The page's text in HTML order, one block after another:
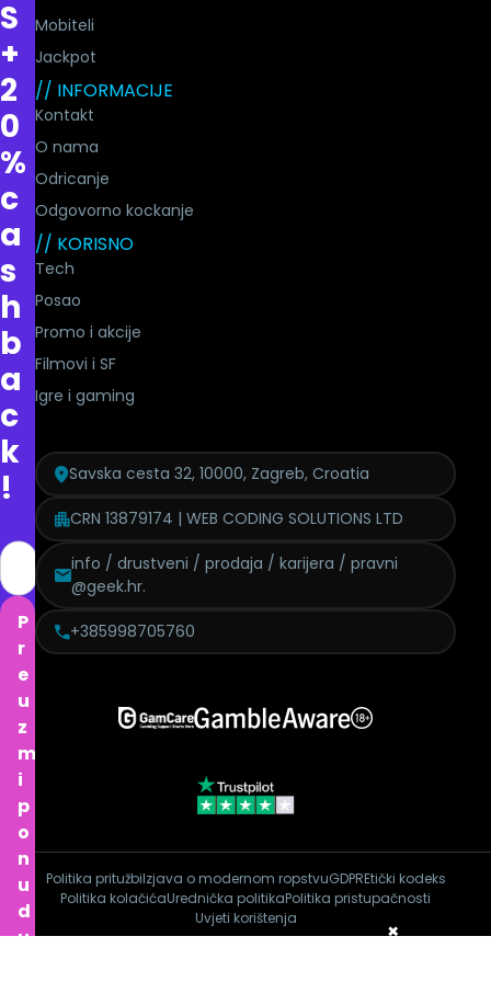
×
S
+
2
0
%
c
a
s
h
b
a
c
k
!
P
r
e
u
z
m
i
p
o
n
u
d
u
Mobiteli
Jackpot
// INFORMACIJE
Kontakt
O nama
Odricanje
Odgovorno kockanje
// KORISNO
Tech
Posao
Promo i akcije
Filmovi i SF
Igre i gaming
Savska cesta 32, 10000, Zagreb, Croatia
CRN 13879174 | WEB CODING SOLUTIONS LTD
info / drustveni / prodaja / karijera / pravni
@geek.hr.
+385998705760
Politika pritužbiIzjava o modernom ropstvuGDPREtički kodeks
Politika kolačićaUrednička politikaPolitika pristupačnosti
Uvjeti korištenja